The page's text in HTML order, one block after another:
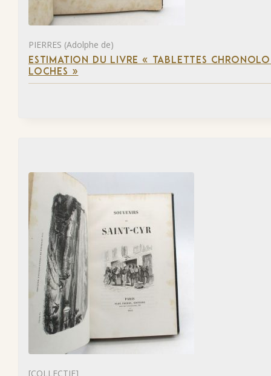
PIERRES (Adolphe de)
ESTIMATION DU LIVRE « TABLETTES
LOCHES »
[COLLECTIF]